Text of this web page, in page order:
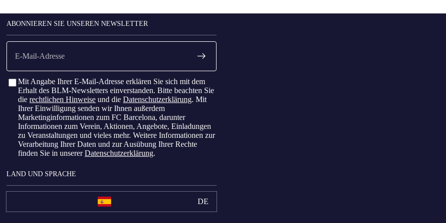
ABONNIEREN SIE UNSEREN NEWSLETTER
E-
Mail
Mit Angabe Ihrer E-Mail-Adresse erklären Sie sich mit dem
Erhalt des BLM-Newsletters einverstanden. Bitte beachten Sie
dierechtlichen Hinweise und dieDatenschutzerklärung. Mit
Ihrer Einwilligung senden wir Ihnen außerdem
Marketinginformationen zum FC Barcelona, ​​darunter
Informationen zum Verein, Aktionen, Angebote, Einladungen
zu Veranstaltungen und vieles mehr. Weitere Informationen zur
Verarbeitung Ihrer Daten und zur Ausübung Ihrer Rechte
finden Sie in unsererDatenschutzerklärung.
LAND UND SPRACHE
DE